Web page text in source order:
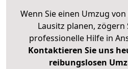
Wenn Sie einen Umzug
Lausitz planen, zögern
professionelle Hilfe in
Kontaktieren Sie uns
reibungslosen